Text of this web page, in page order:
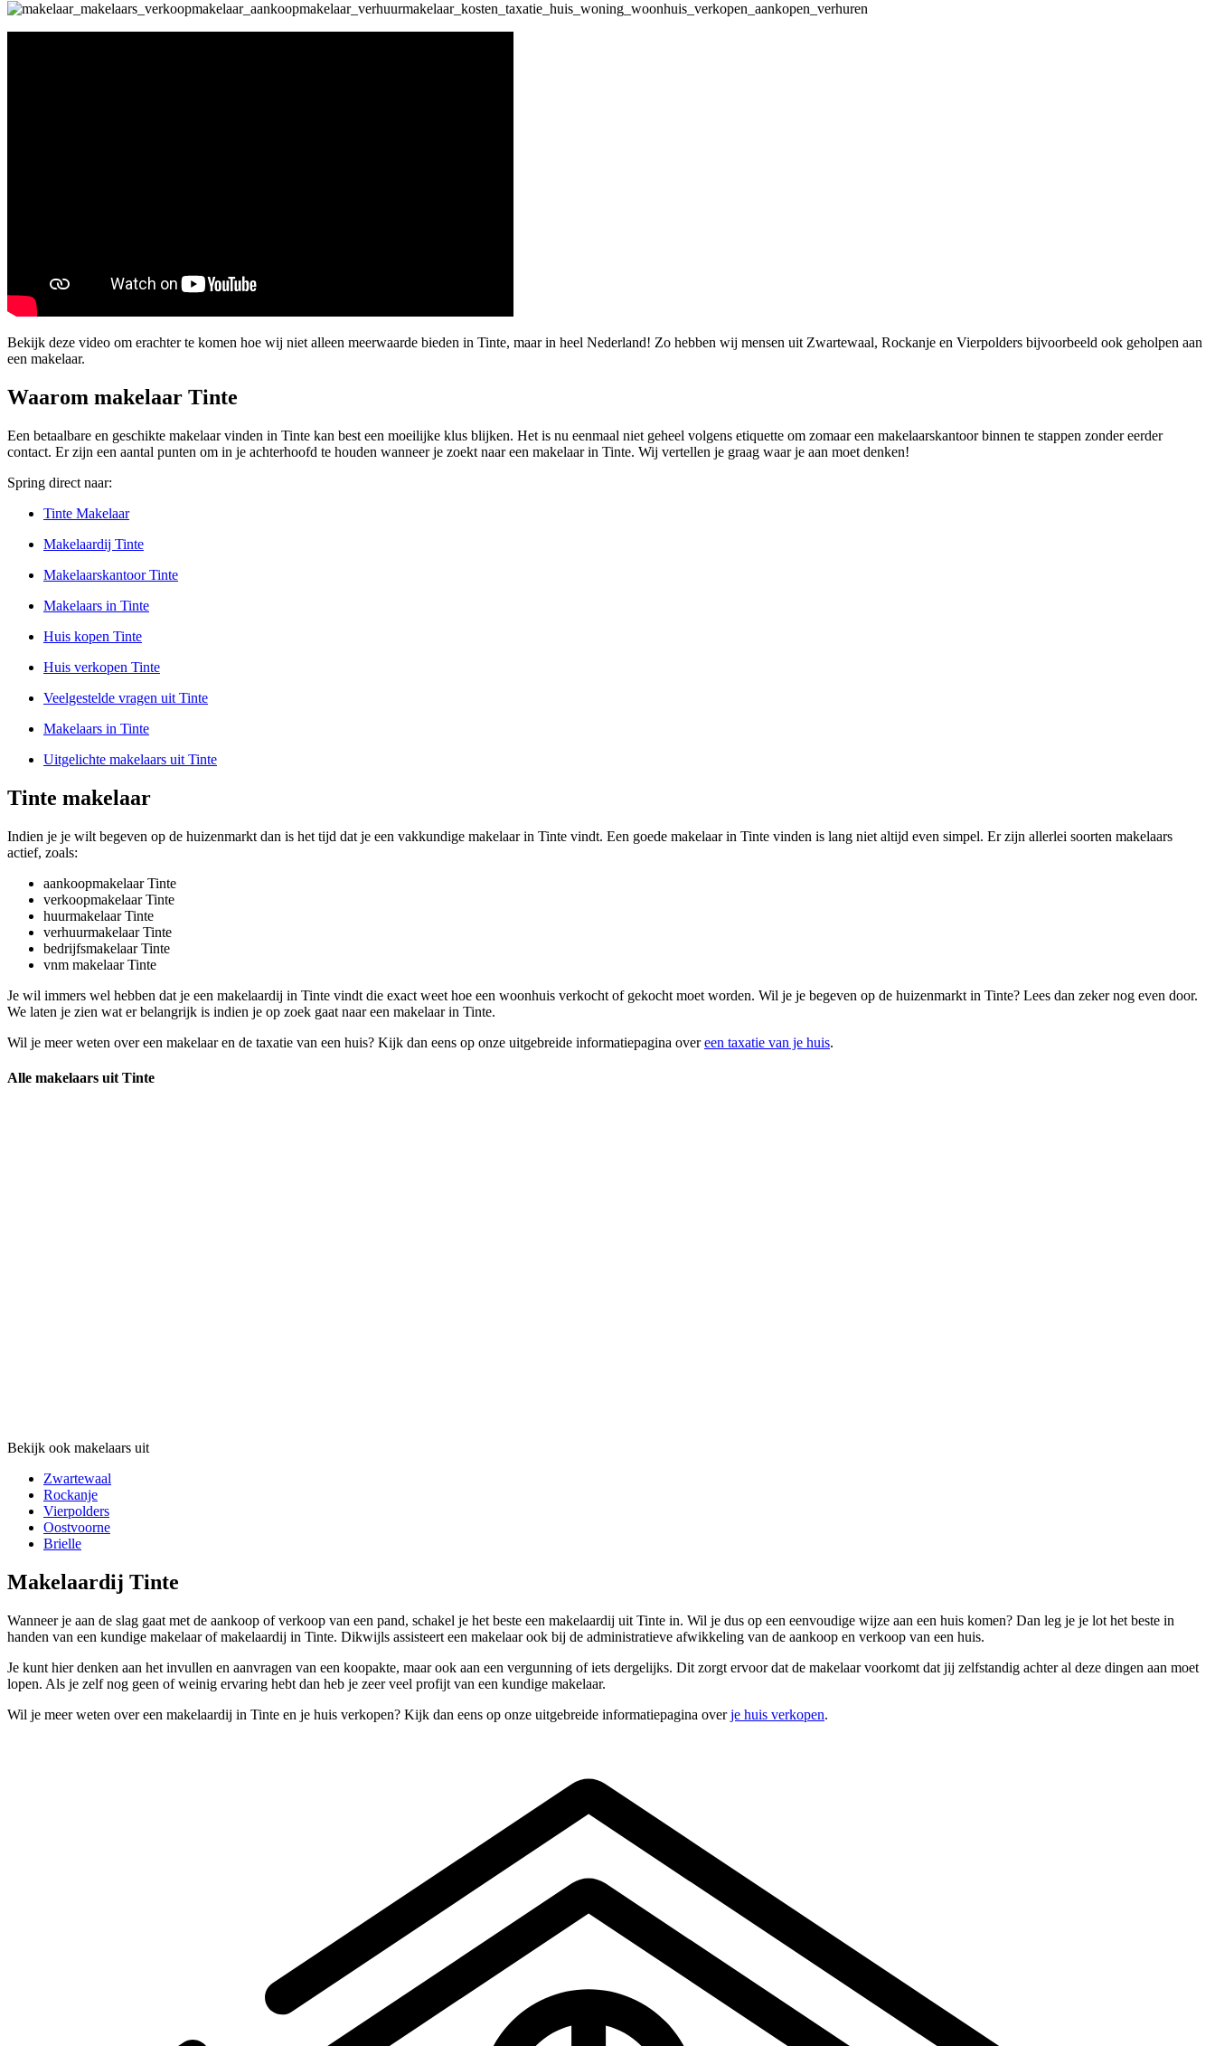
Bekijk deze video om erachter te komen hoe wij niet alleen meerwaarde bieden in Tinte, maar in heel Nederland! Zo hebben wij mensen uit Zwartewaal, Rockanje en Vierpolders bijvoorbeeld ook geholpen aan
een makelaar.
Waarom makelaar Tinte
Een betaalbare en geschikte makelaar vinden in Tinte kan best een moeilijke klus blijken. Het is nu eenmaal niet geheel volgens etiquette om zomaar een makelaarskantoor binnen te stappen zonder eerder
contact. Er zijn een aantal punten om in je achterhoofd te houden wanneer je zoekt naar een makelaar in Tinte. Wij vertellen je graag waar je aan moet denken!
Spring direct naar:
Tinte Makelaar
Makelaardij Tinte
Makelaarskantoor Tinte
Makelaars in Tinte
Huis kopen Tinte
Huis verkopen Tinte
Veelgestelde vragen uit Tinte
Makelaars in Tinte
Uitgelichte makelaars uit Tinte
Tinte makelaar
Indien je je wilt begeven op de huizenmarkt dan is het tijd dat je een vakkundige makelaar in Tinte vindt. Een goede makelaar in Tinte vinden is lang niet altijd even simpel. Er zijn allerlei soorten makelaars
actief, zoals:
aankoopmakelaar Tinte
verkoopmakelaar Tinte
huurmakelaar Tinte
verhuurmakelaar Tinte
bedrijfsmakelaar Tinte
vnm makelaar Tinte
Je wil immers wel hebben dat je een makelaardij in Tinte vindt die exact weet hoe een woonhuis verkocht of gekocht moet worden. Wil je je begeven op de huizenmarkt in Tinte? Lees dan zeker nog even door.
We laten je zien wat er belangrijk is indien je op zoek gaat naar een makelaar in Tinte.
Wil je meer weten over een makelaar en de taxatie van een huis? Kijk dan eens op onze uitgebreide informatiepagina overeen taxatie van je huis.
Alle makelaars uit Tinte
Bekijk ook makelaars uit
Zwartewaal
Rockanje
Vierpolders
Oostvoorne
Brielle
Makelaardij Tinte
Wanneer je aan de slag gaat met de aankoop of verkoop van een pand, schakel je het beste een makelaardij uit Tinte in. Wil je dus op een eenvoudige wijze aan een huis komen? Dan leg je je lot het beste in
handen van een kundige makelaar of makelaardij in Tinte. Dikwijls assisteert een makelaar ook bij de administratieve afwikkeling van de aankoop en verkoop van een huis.
Je kunt hier denken aan het invullen en aanvragen van een koopakte, maar ook aan een vergunning of iets dergelijks. Dit zorgt ervoor dat de makelaar voorkomt dat jij zelfstandig achter al deze dingen aan moet
lopen. Als je zelf nog geen of weinig ervaring hebt dan heb je zeer veel profijt van een kundige makelaar.
Wil je meer weten over een makelaardij in Tinte en je huis verkopen? Kijk dan eens op onze uitgebreide informatiepagina overje huis verkopen.